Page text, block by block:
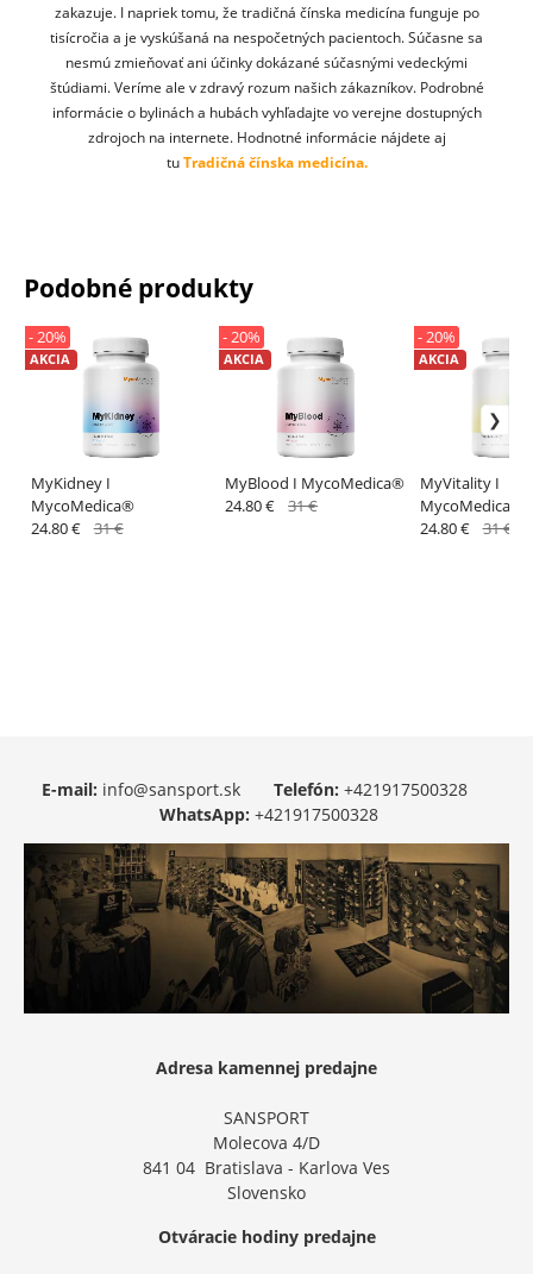
zakazuje. I napriek tomu, že tradičná čínska medicína funguje po
tisícročia a je vyskúšaná na nespočetných pacientoch. Súčasne sa
nesmú zmieňovať ani účinky dokázané súčasnými vedeckými
štúdiami. Veríme ale v zdravý rozum našich zákazníkov. Podrobné
informácie o bylinách a hubách vyhľadajte vo verejne dostupných
zdrojoch na internete. Hodnotné informácie nájdete aj
tu Tradičná čínska medicína.
Podobné produkty
MyKidney I
MycoMedica®
AKCIA
- 20%
24.80 € 31 €
MyBlood I MycoMedica®
AKCIA
- 20%
24.80 € 31 €
MyVitality I
MycoMedica®
AKCIA
- 20%
24.80 € 31 €
E-mail: info@sansport.sk Telefón: +421917500328
WhatsApp: +421917500328
Adresa kamennej predajne
SANSPORT
Molecova 4/D
841 04 Bratislava - Karlova Ves
Slovensko
Otváracie hodiny predajne